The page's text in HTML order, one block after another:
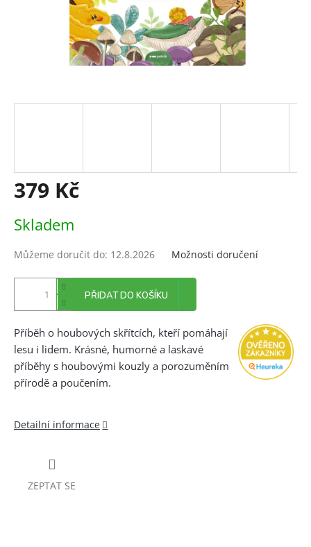
379 Kč
cena:
Skladem
Můžeme doručit do: 12.8.2026 Možnosti doručení
PŘIDAT DO KOŠÍKU
Příběh o houbových skřítcích, kteří pomáhají
lesu i lidem. Krásné, humorné a laskavé
příběhy s houbovými kouzly a porozuměním
přírodě a poučením.
Detailní informace
ZEPTAT SE